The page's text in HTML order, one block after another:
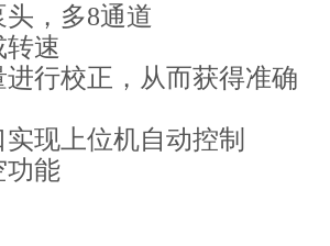
，多8通道
转速
进行校正，从而获得准确
现上位机自动控制
功能